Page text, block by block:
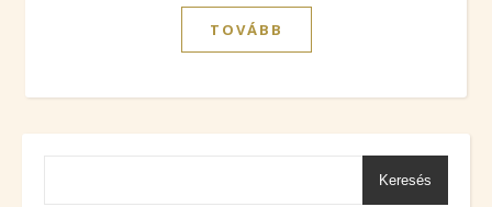
TOVÁBB
Keresés